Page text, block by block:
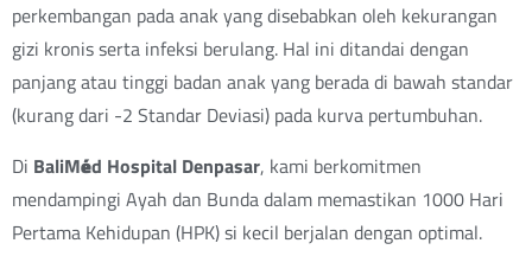
perkembangan pada anak yang disebabkan oleh kekurangan
gizi kronis serta infeksi berulang. Hal ini ditandai dengan
panjang atau tinggi badan anak yang berada di bawah standar
(kurang dari -2 Standar Deviasi) pada kurva pertumbuhan.
Di BaliMéd Hospital Denpasar, kami berkomitmen
mendampingi Ayah dan Bunda dalam memastikan 1000 Hari
Pertama Kehidupan (HPK) si kecil berjalan dengan optimal.